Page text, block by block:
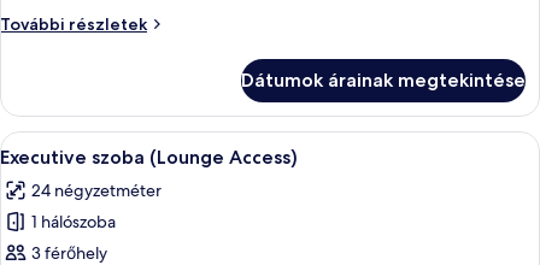
(Lounge
További részletek
Junior
további
részletei
Dátumok árainak megtekintése
A
következő
szoba
összes
képének
Egy modern szállodai szoba,
5
Executive szoba (Lounge Access)
24 négyzetméter
1 hálószoba
3 férőhely